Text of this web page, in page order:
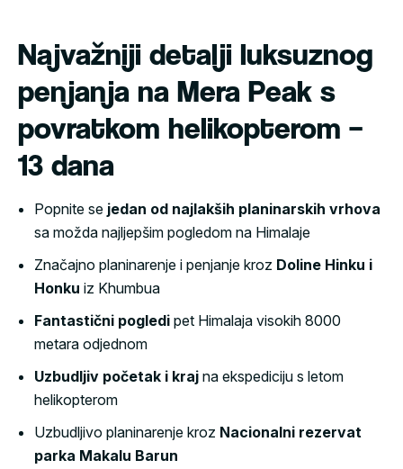
Najvažniji detalji luksuznog
penjanja na Mera Peak s
povratkom helikopterom –
13 dana
Popnite se jedan od najlakših planinarskih vrhova
sa možda najljepšim pogledom na Himalaje
Značajno planinarenje i penjanje kroz Doline Hinku i
Honku iz Khumbua
Fantastični pogledi pet Himalaja visokih 8000
metara odjednom
Uzbudljiv početak i kraj na ekspediciju s letom
helikopterom
Uzbudljivo planinarenje kroz Nacionalni rezervat
parka Makalu Barun